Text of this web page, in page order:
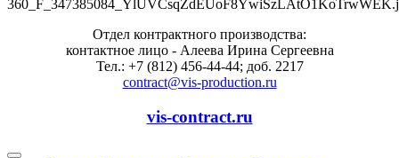
Отдел контрактного производства:
контактное лицо - Алеева Ирина Сергеевна
Тел.: +7 (812) 456-44-44; доб. 2217
contract@vis-production.ru
vis-contract.ru